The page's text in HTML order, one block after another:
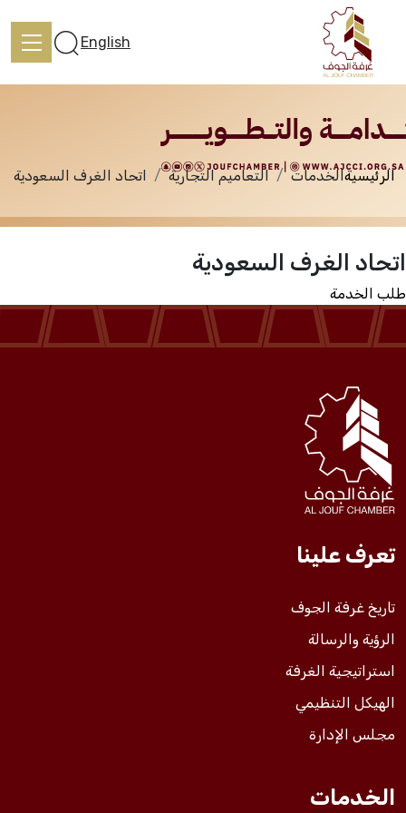
تعرف علينا
الخدمات
المركز الإعلامي
فعاليات الغرفة
فعاليات الجوف
مشاريع الغرفة
English
الخدمات
الرئيسيةالخدمات التعاميم التجارية اتحاد الغرف السعودية
اتحاد الغرف السعودية
طلب الخدمة
تعرف علينا
تاريخ غرفة الجوف
الرؤية والرسالة
استراتيجية الغرفة
الهيكل التنظيمي
مجلس الإدارة
الخدمات